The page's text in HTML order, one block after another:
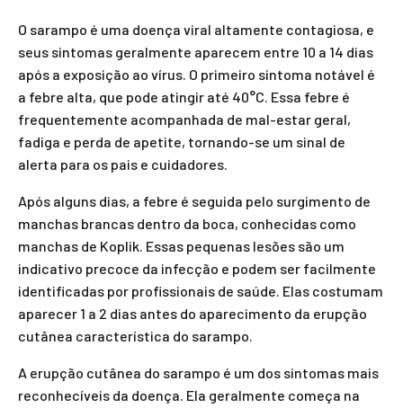
O sarampo é uma doença viral altamente contagiosa, e
seus sintomas geralmente aparecem entre 10 a 14 dias
após a exposição ao vírus. O primeiro sintoma notável é
a febre alta, que pode atingir até 40°C. Essa febre é
frequentemente acompanhada de mal-estar geral,
fadiga e perda de apetite, tornando-se um sinal de
alerta para os pais e cuidadores.
Após alguns dias, a febre é seguida pelo surgimento de
manchas brancas dentro da boca, conhecidas como
manchas de Koplik. Essas pequenas lesões são um
indicativo precoce da infecção e podem ser facilmente
identificadas por profissionais de saúde. Elas costumam
aparecer 1 a 2 dias antes do aparecimento da erupção
cutânea característica do sarampo.
A erupção cutânea do sarampo é um dos sintomas mais
reconhecíveis da doença. Ela geralmente começa na